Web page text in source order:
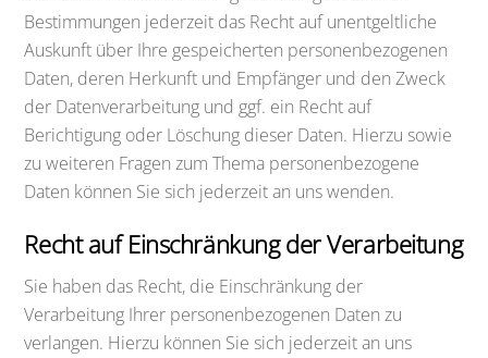
Bestimmungen jederzeit das Recht auf unentgeltliche
Auskunft über Ihre gespeicherten personenbezogenen
Daten, deren Herkunft und Empfänger und den Zweck
der Datenverarbeitung und ggf. ein Recht auf
Berichtigung oder Löschung dieser Daten. Hierzu sowie
zu weiteren Fragen zum Thema personenbezogene
Daten können Sie sich jederzeit an uns wenden.
Recht auf Einschränkung der Verarbeitung
Sie haben das Recht, die Einschränkung der
Verarbeitung Ihrer personenbezogenen Daten zu
verlangen. Hierzu können Sie sich jederzeit an uns